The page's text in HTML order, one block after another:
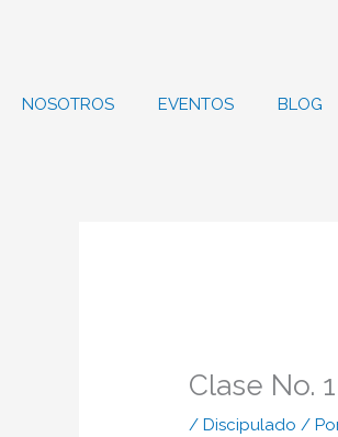
NOSOTROS
EVENTOS BLOG
Clase No.
/Discipulado /